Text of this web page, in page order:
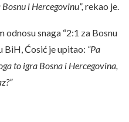
i Hercegovinu”, rekao je.
snaga “2:1 za Bosnu
BiH, Ćosić je upitao: “Pa
to igra Bosna i Hercegovina,